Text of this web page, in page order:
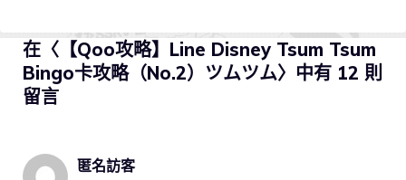
在〈【Qoo攻略】Line Disney Tsum Tsum
Bingo卡攻略（No.2）ツムツム〉中有 12 則
留言
匿名訪客